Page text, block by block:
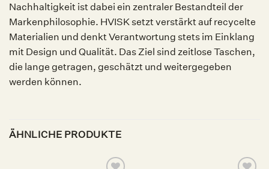
Nachhaltigkeit ist dabei ein zentraler Bestandteil der
Markenphilosophie. HVISK setzt verstärkt auf recycelte
Materialien und denkt Verantwortung stets im Einklang
mit Design und Qualität. Das Ziel sind zeitlose Taschen,
die lange getragen, geschätzt und weitergegeben
werden können.
ÄHNLICHE PRODUKTE